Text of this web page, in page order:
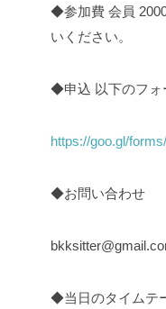
◆参加費 会員
いください。
◆申込 以下のフ
https://goo.gl/
◆お問い合わせ
◆当日のタイムテ